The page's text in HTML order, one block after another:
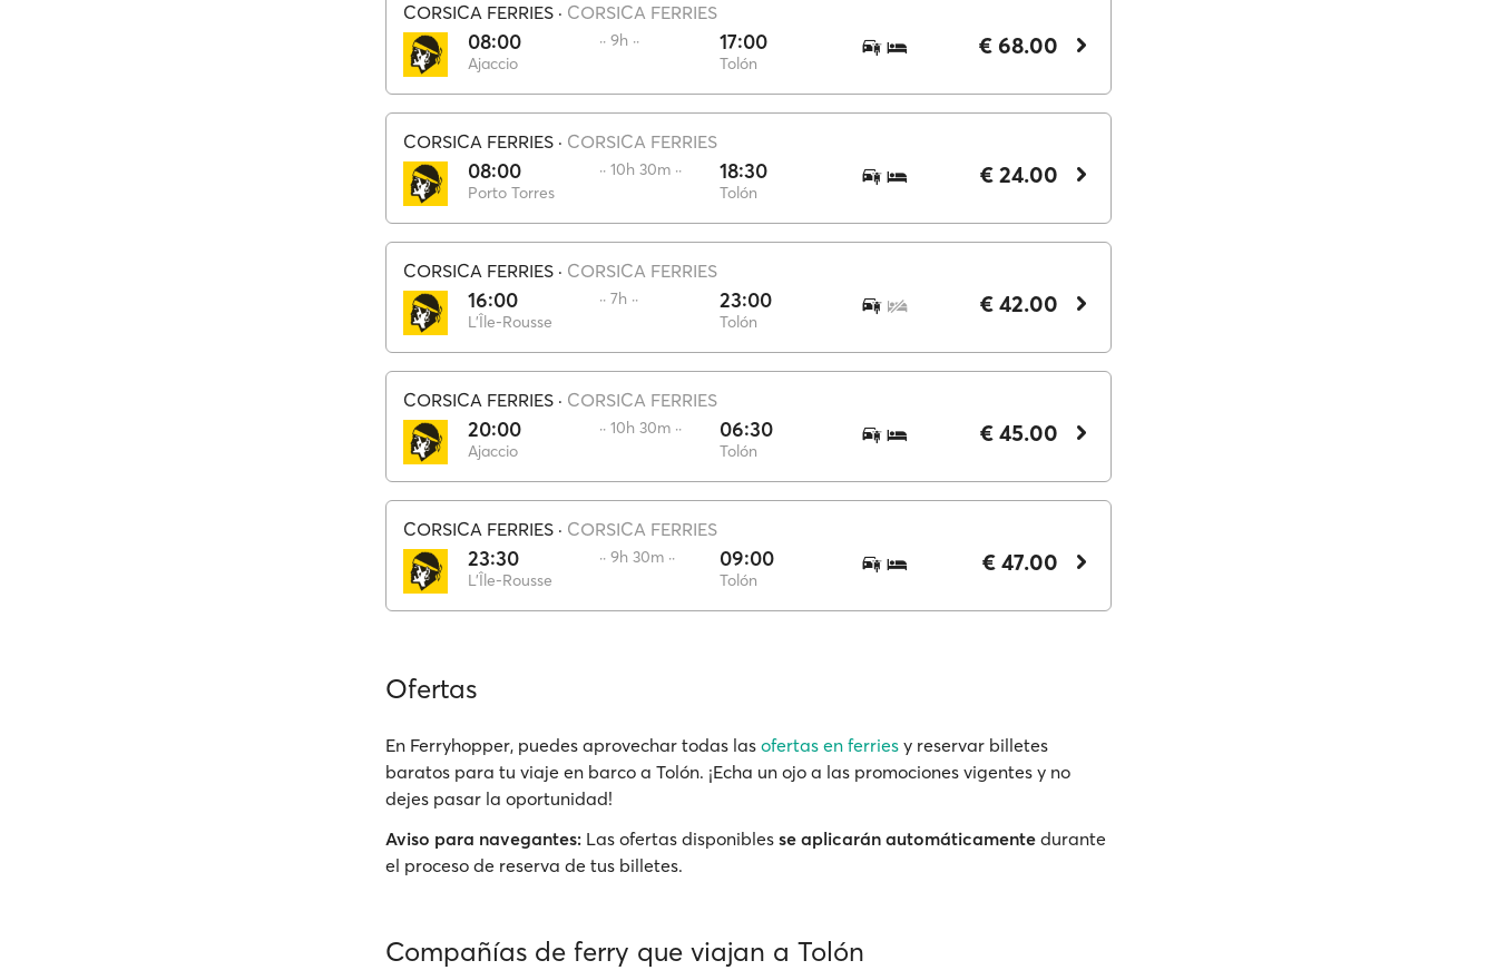
CORSICA FERRIES · CORSICA FERRIES
08:00
Ajaccio
·· 9h ·· 17:00
Tolón
€ 68.00
CORSICA FERRIES · CORSICA FERRIES
08:00
Porto Torres
·· 10h 30m ·· 18:30
Tolón
€ 24.00
CORSICA FERRIES · CORSICA FERRIES
16:00
L'Île-Rousse
·· 7h ·· 23:00
Tolón
€ 42.00
CORSICA FERRIES · CORSICA FERRIES
20:00
Ajaccio
·· 10h 30m ·· 06:30
Tolón
€ 45.00
CORSICA FERRIES · CORSICA FERRIES
23:30
L'Île-Rousse
·· 9h 30m ·· 09:00
Tolón
€ 47.00
Ofertas
En Ferryhopper, puedes aprovechar todas las ofertas en ferries y reservar billetes
baratos para tu viaje en barco a Tolón. ¡Echa un ojo a las promociones vigentes y no
dejes pasar la oportunidad!
Aviso para navegantes: Las ofertas disponibles se aplicarán automáticamente durante
el proceso de reserva de tus billetes.
Compañías de ferry que viajan a Tolón